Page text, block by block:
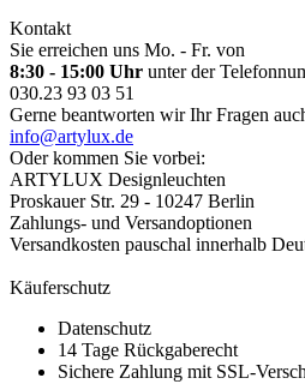
Kontakt
Sie erreichen uns Mo. - Fr. von
8:30 - 15:00 Uhr unter der
030.23 93 03 51
Gerne beantworten wir Ihr Fragen
info@artylux.de
Oder kommen Sie vorbei:
ARTYLUX Designleuchten
Proskauer Str. 29 - 10247 Berlin
Zahlungs- und Versandoptionen
Versandkosten pauschal innerhalb
Käuferschutz
Datenschutz
14 Tage Rückgaberecht
Sichere Zahlung mit SSL-